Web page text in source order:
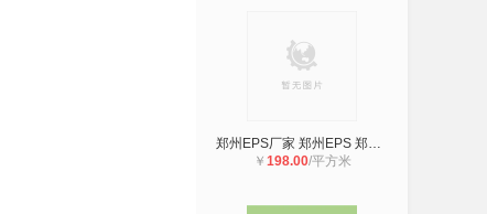
郑州EPS厂家 郑州EPS 郑州EPS构件
￥ 198.00/平方米